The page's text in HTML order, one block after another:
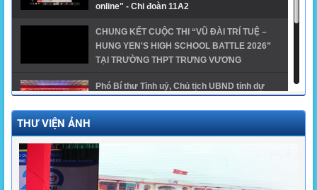
online" - Chi đoàn 11A2
CHUNG KẾT CUỘC THI “VŨ ĐÀI TRÍ TUỆ –
HUNG YEN'S HIGH SCHOOL BATTLE 2026”
TẠI TRƯỜNG THPT TRƯNG VƯƠNG
Phó Bí thư Tỉnh uỷ, Chủ tịch UBND tỉnh dự
Trưng Vương
2024 - THPT Trưng Vương
THƯ VIỆN ẢNH